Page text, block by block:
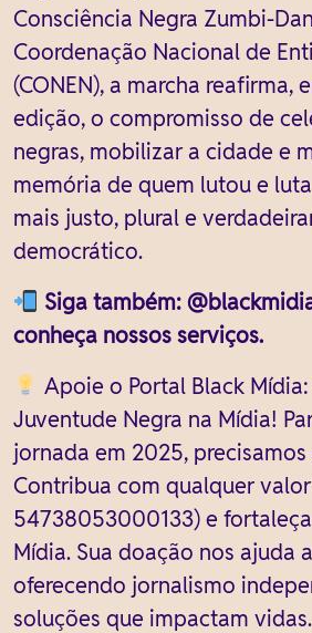
Consciência Negra Zumbi-
Coordenação Nacional de
(CONEN), a marcha reafirma,
edição, o compromisso de
negras, mobilizar a cidade e
memória de quem lutou e
mais justo, plural e
democrático.
Siga também:
conheça nossos serviços.
Apoie o Portal Black
Juventude Negra na Mídia!
jornada em 2025,
Contribua com qualquer valor
54738053000133) e
Mídia. Sua doação nos ajuda
oferecendo jornalismo
soluções que impactam vidas.